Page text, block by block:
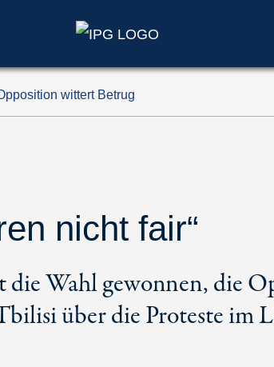
wittert Betrug
nicht fair“
die Wahl gewonnen, die
über die Proteste im